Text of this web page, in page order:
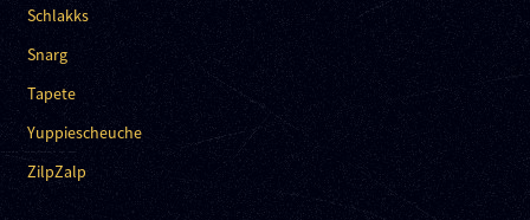
Schlakks
Snarg
Tapete
Yuppiescheuche
ZilpZalp